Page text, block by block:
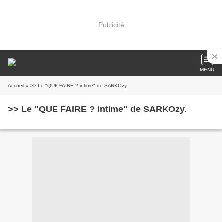
Publicité
MENU
Accueil » >> Le "QUE FAIRE ? intime" de SARKOzy.
>> Le "QUE FAIRE ? intime" de SARKOzy.